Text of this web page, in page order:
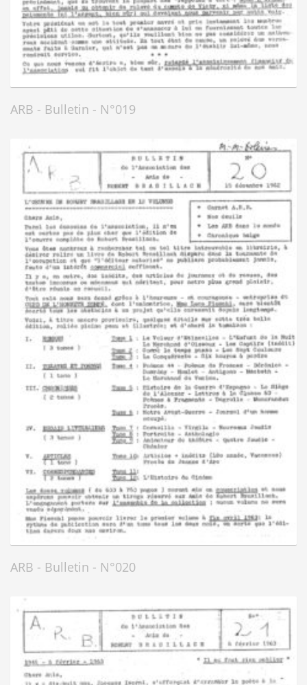
ARB - Bulletin - N°019
ARB - Bulletin - N°020